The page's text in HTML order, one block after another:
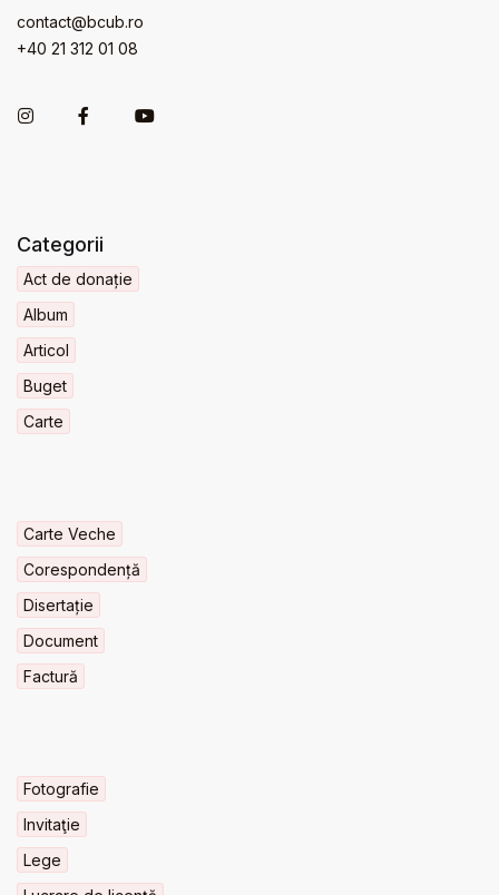
contact@bcub.ro
+40 21 312 01 08
Categorii
Act de donație
Album
Articol
Buget
Carte
Carte Veche
Corespondență
Disertație
Document
Factură
Fotografie
Invitaţie
Lege